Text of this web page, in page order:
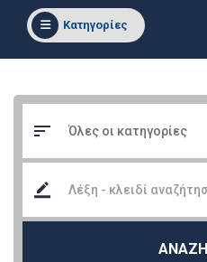
Κατηγορίες